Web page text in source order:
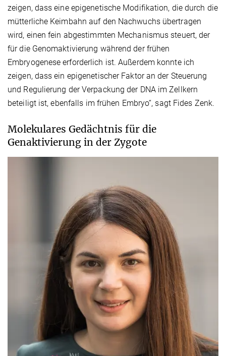
zeigen, dass eine epigenetische Modifikation, die durch die
mütterliche Keimbahn auf den Nachwuchs übertragen
wird, einen fein abgestimmten Mechanismus steuert, der
für die Genomaktivierung während der frühen
Embryogenese erforderlich ist. Außerdem konnte ich
zeigen, dass ein epigenetischer Faktor an der Steuerung
und Regulierung der Verpackung der DNA im Zellkern
beteiligt ist, ebenfalls im frühen Embryo“, sagt Fides Zenk.
Molekulares Gedächtnis für die
Genaktivierung in der Zygote